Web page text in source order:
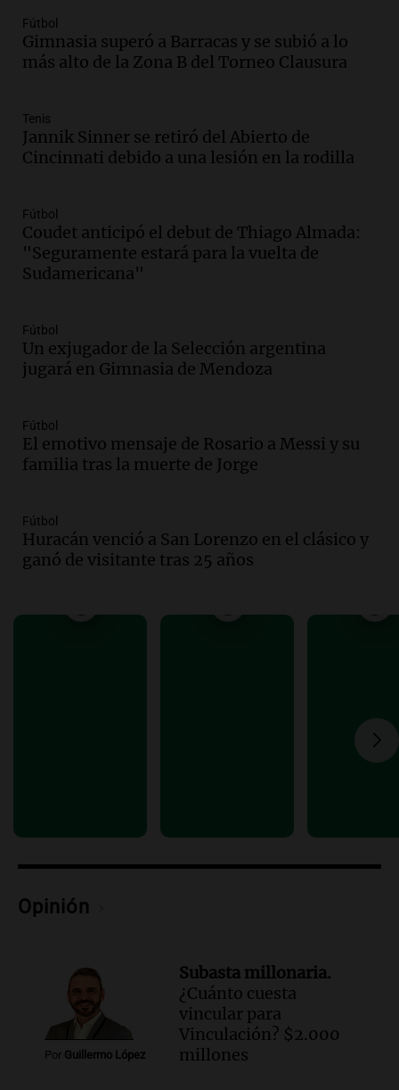
Episodios
Audio.Kicillof critica la desregulación
Episodios
Audio. La UNT evalúa apelación ante la
Pagani como rector
Panorama Federal
Audio.El cardenal Ángel Rossi advirtió
Santa Misa
Episodios
Audio.La Bulaya se prepara para el cierre
participación de miles de visitantes
Panorama Federal
Episodios
fenómeno del Niño
Panorama Federal
Episodios
un accidente en la Ruta 321 cerca de
billones de pesos y genera excedente de
humildad en tiempos de tormenta
Panorama Federal
Audio.
Una Mañana para todos Rosario
Episodios
Fútbol
Gimnasia superó a Barracas y se subió a lo
más alto de la Zona B del Torneo Clausura
Tenis
Jannik Sinner se retiró del Abierto de
Cincinnati debido a una lesión en la rodilla
Fútbol
Coudet anticipó el debut de Thiago Almada:
"Seguramente estará para la vuelta de
Sudamericana"
Fútbol
Un exjugador de la Selección argentina
jugará en Gimnasia de Mendoza
Fútbol
El emotivo mensaje de Rosario a Messi y su
familia tras la muerte de Jorge
Fútbol
Huracán venció a San Lorenzo en el clásico y
ganó de visitante tras 25 años
Opinión
Por Guillermo López
Subasta millonaria.
¿Cuánto cuesta
vincular para
Vinculación? $2.000
millones